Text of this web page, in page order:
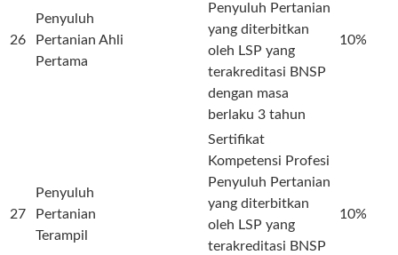
26
Penyuluh
Pertanian Ahli
Pertama
Penyuluh Pertanian
yang diterbitkan
oleh LSP yang
terakreditasi BNSP
dengan masa
berlaku 3 tahun
10%
27
Penyuluh
Pertanian
Terampil
Sertifikat
Kompetensi Profesi
Penyuluh Pertanian
yang diterbitkan
oleh LSP yang
terakreditasi BNSP
10%